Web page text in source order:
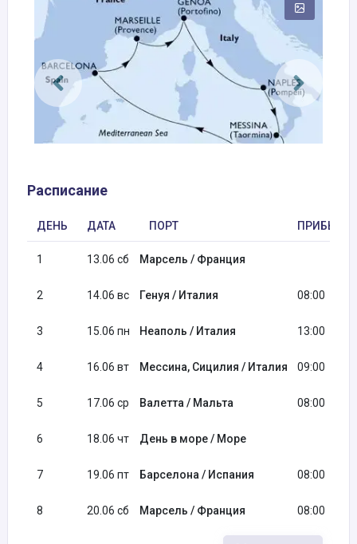
Расписание
ДЕНЬ ДАТА ПОРТ ПРИБЫТИЕ
1 13.06 сб Марсель / Франция
2 14.06 вс Генуя / Италия 08:00
3 15.06 пн Неаполь / Италия 13:00
4 16.06 вт Мессина, Сицилия / Италия 09:00
5 17.06 ср Валетта / Мальта 08:00
6 18.06 чт День в море / Море
7 19.06 пт Барселона / Испания 08:00
8 20.06 сб Марсель / Франция 08:00